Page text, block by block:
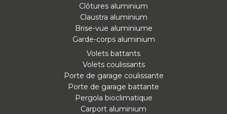
Clôtures aluminium
Claustra aluminium
Brise-vue aluminiume
Garde-corps aluminium
Volets battants
Volets coulissants
Porte de garage coulissante
Porte de garage battante
Pergola bioclimatique
Carport aluminium